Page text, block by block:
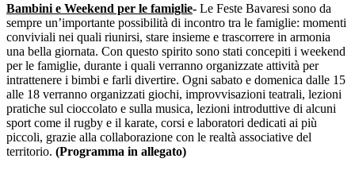
Bambini e Weekend per le famiglie- Le Feste Bavaresi sono da
sempre un’importante possibilità di incontro tra le famiglie: momenti
conviviali nei quali riunirsi, stare insieme e trascorrere in armonia
una bella giornata. Con questo spirito sono stati concepiti i weekend
per le famiglie, durante i quali verranno organizzate attività per
intrattenere i bimbi e farli divertire. Ogni sabato e domenica dalle 15
alle 18 verranno organizzati giochi, improvvisazioni teatrali, lezioni
pratiche sul cioccolato e sulla musica, lezioni introduttive di alcuni
sport come il rugby e il karate, corsi e laboratori dedicati ai più
piccoli, grazie alla collaborazione con le realtà associative del
territorio. (Programma in allegato)